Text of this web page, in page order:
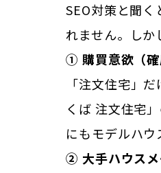
SEO対策と聞
れません。しか
① 購買意欲（
「注文住宅」
くば 注文住宅
にもモデルハ
② 大手ハウスメ